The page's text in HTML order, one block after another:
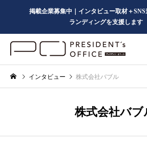
掲載企業募集中｜インタビュー取材＋
ランディングを支援します
インタビュー 株式会社バブル
株式会社バブ